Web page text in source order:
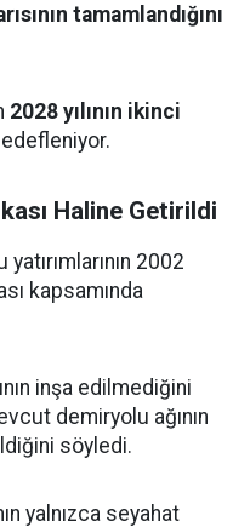
tamamlandığını
2028 yılının ikinci
Haline Getirildi
2002
kapsamında
inşa edilmediğini
demiryolu ağının
söyledi.
yalnızca seyahat